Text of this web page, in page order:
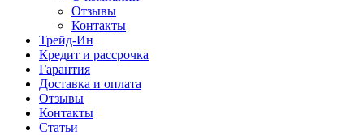
Отзывы
Контакты
Трейд-Ин
Кредит и рассрочка
Гарантия
Доставка и оплата
Отзывы
Контакты
Статьи